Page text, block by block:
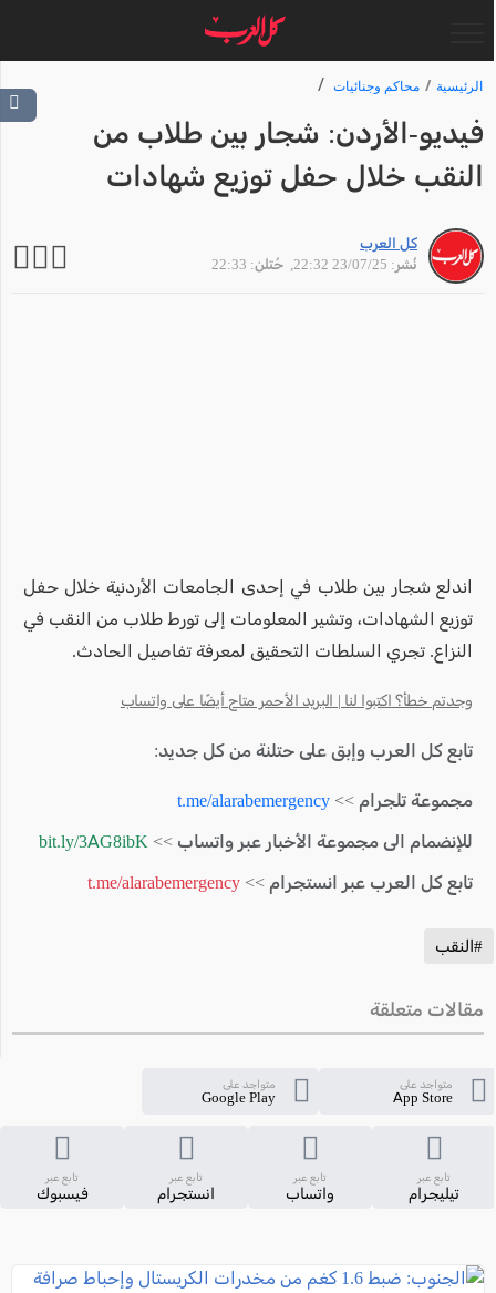
الرئيسية محاكم وجنائيات
فيديو-الأردن: شجار بين طلاب من
النقب خلال حفل توزيع شهادات
كل العرب
نُشر: 23/07/25 22:32
, حُتلن: 22:33
اندلع شجار بين طلاب في إحدى الجامعات الأردنية خلال حفل
توزيع الشهادات، وتشير المعلومات إلى تورط طلاب من النقب في
النزاع. تجري السلطات التحقيق لمعرفة تفاصيل الحادث.
وجدتم خطأ؟ اكتبوا لنا | البريد الأحمر متاح أيضًا على واتساب
تابع كل العرب وإبق على حتلنة من كل جديد:
مجموعة تلجرام >> t.me/alarabemergency
للإنضمام الى مجموعة الأخبار عبر واتساب >> bit.ly/3AG8ibK
تابع كل العرب عبر انستجرام >> t.me/alarabemergency
#النقب
مقالات متعلقة
متواجد على
App Store
متواجد على
Google Play
تابع عبر
تيليجرام
تابع عبر
واتساب
تابع عبر
انستجرام
تابع عبر
فيسبوك